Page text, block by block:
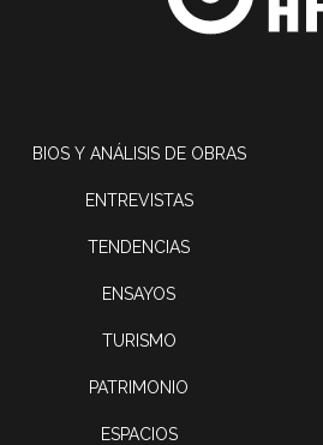
BIOS Y ANÁLISIS DE OBRAS
ENTREVISTAS
TENDENCIAS
ENSAYOS
TURISMO
PATRIMONIO
ESPACIOS